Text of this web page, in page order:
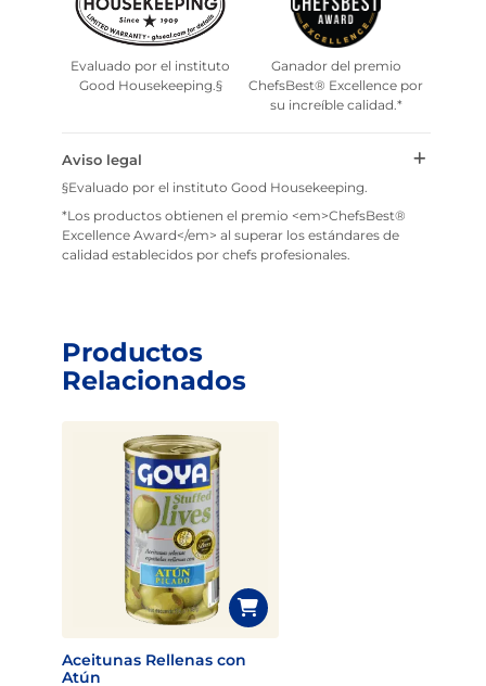
Evaluado por el instituto
Good Housekeeping.§
Ganador del premio
ChefsBest® Excellence por
su increíble calidad.*
Aviso legal
§Evaluado por el instituto Good Housekeeping.
*Los productos obtienen el premio <em>ChefsBest®
Excellence Award</em> al superar los estándares de
calidad establecidos por chefs profesionales.
Productos
Relacionados
Aceitunas Rellenas con
Atún